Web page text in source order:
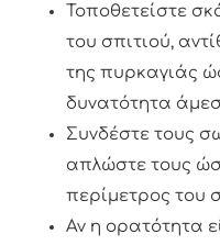
Τοποθετείστε
του σπιτιού,
της πυρκαγιάς
δυνατότητα
Συνδέστε τους
απλώστε τους
περίμετρος του
Αν η ορατότητα